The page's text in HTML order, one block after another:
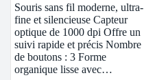
Souris sans fil moderne, ultra-
fine et silencieuse Capteur
optique de 1000 dpi Offre un
suivi rapide et précis Nombre
de boutons : 3 Forme
organique lisse avec…